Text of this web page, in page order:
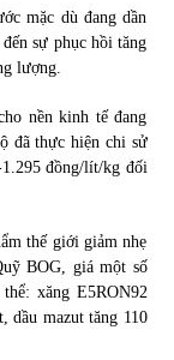
mặc dù đang dần
sự phục hồi tăng
lượng.
nền kinh tế đang
đã thực hiện chi sử
đồng/lít/kg đối
thế giới giảm nhẹ
BOG, giá một số
xăng E5RON92
dầu mazut tăng 110